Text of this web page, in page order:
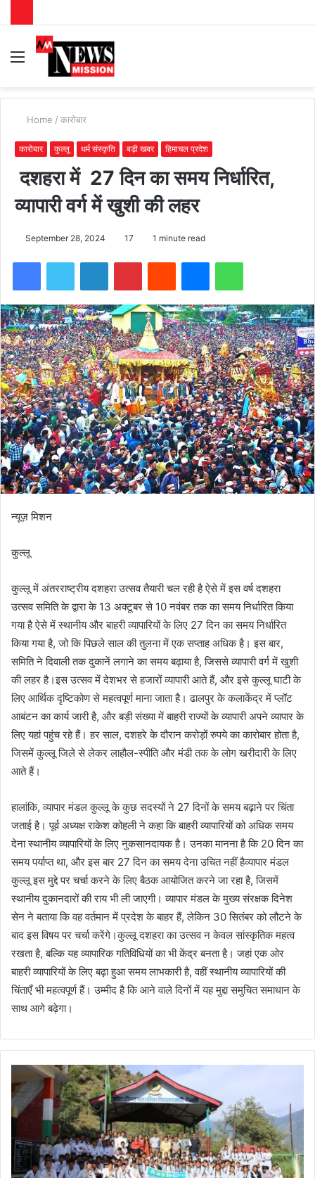
Menu
Home / कारोबार
कारोबार कुल्लू धर्म संस्कृति बड़ी खबर हिमाचल प्रदेश
दशहरा में 27 दिन का समय निर्धारित,
व्यापारी वर्ग में खुशी की लहर
September 28, 2024 17 1 minute read
न्यूज़ मिशन
कुल्लू
कुल्लू में अंतरराष्ट्रीय दशहरा उत्सव तैयारी चल रही है ऐसे में इस वर्ष दशहरा
उत्सव समिति के द्वारा के 13 अक्टूबर से 10 नवंबर तक का समय निर्धारित किया
गया है ऐसे में स्थानीय और बाहरी व्यापारियों के लिए 27 दिन का समय निर्धारित
किया गया है, जो कि पिछले साल की तुलना में एक सप्ताह अधिक है। इस बार,
समिति ने दिवाली तक दुकानें लगाने का समय बढ़ाया है, जिससे व्यापारी वर्ग में खुशी
की लहर है।इस उत्सव में देशभर से हजारों व्यापारी आते हैं, और इसे कुल्लू घाटी के
लिए आर्थिक दृष्टिकोण से महत्वपूर्ण माना जाता है। ढालपुर के कलाकेंद्र में प्लॉट
आबंटन का कार्य जारी है, और बड़ी संख्या में बाहरी राज्यों के व्यापारी अपने व्यापार के
लिए यहां पहुंच रहे हैं। हर साल, दशहरे के दौरान करोड़ों रुपये का कारोबार होता है,
जिसमें कुल्लू जिले से लेकर लाहौल-स्पीति और मंडी तक के लोग खरीदारी के लिए
आते हैं।
हालांकि, व्यापार मंडल कुल्लू के कुछ सदस्यों ने 27 दिनों के समय बढ़ाने पर चिंता
जताई है। पूर्व अध्यक्ष राकेश कोहली ने कहा कि बाहरी व्यापारियों को अधिक समय
देना स्थानीय व्यापारियों के लिए नुकसानदायक है। उनका मानना है कि 20 दिन का
समय पर्याप्त था, और इस बार 27 दिन का समय देना उचित नहीं हैव्यापार मंडल
कुल्लू इस मुद्दे पर चर्चा करने के लिए बैठक आयोजित करने जा रहा है, जिसमें
स्थानीय दुकानदारों की राय भी ली जाएगी। व्यापार मंडल के मुख्य संरक्षक दिनेश
सेन ने बताया कि वह वर्तमान में प्रदेश के बाहर हैं, लेकिन 30 सितंबर को लौटने के
बाद इस विषय पर चर्चा करेंगे।कुल्लू दशहरा का उत्सव न केवल सांस्कृतिक महत्व
रखता है, बल्कि यह व्यापारिक गतिविधियों का भी केंद्र बनता है। जहां एक ओर
बाहरी व्यापारियों के लिए बढ़ा हुआ समय लाभकारी है, वहीं स्थानीय व्यापारियों की
चिंताएँ भी महत्वपूर्ण हैं। उम्मीद है कि आने वाले दिनों में यह मुद्दा समुचित समाधान के
साथ आगे बढ़ेगा।